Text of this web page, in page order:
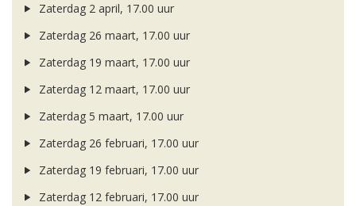
Zaterdag 2 april, 17.00 uur
Zaterdag 26 maart, 17.00 uur
Zaterdag 19 maart, 17.00 uur
Zaterdag 12 maart, 17.00 uur
Zaterdag 5 maart, 17.00 uur
Zaterdag 26 februari, 17.00 uur
Zaterdag 19 februari, 17.00 uur
Zaterdag 12 februari, 17.00 uur